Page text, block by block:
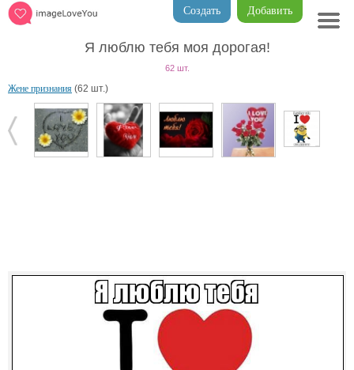
Добавить
Создать
Я люблю тебя моя дорогая!
62 шт.
Жене признания (62 шт.)